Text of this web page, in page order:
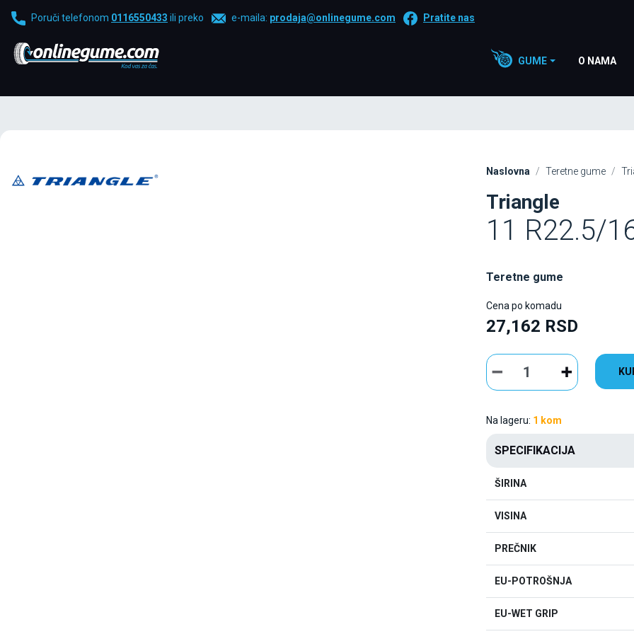
Poruči telefonom 0116550433 ili preko e-maila: prodaja@onlinegume.com Pratite nas
GUME O NAMA
Naslovna Teretne gume
Triangle
11 R22.5/
Teretne gume
Cena po komadu
27,162 RSD
Na lageru: 1 kom
SPECIFIKACIJA
ŠIRINA
VISINA
PREČNIK
EU-POTROŠNJA
EU-WET GRIP